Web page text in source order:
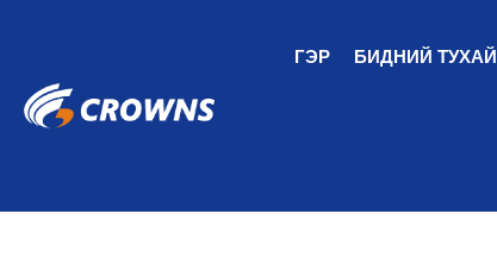
ГЭР БИДНИЙ ТУХАЙ